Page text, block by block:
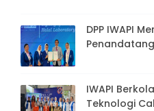
DPP IWAPI
IWAPI
Teknologi